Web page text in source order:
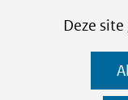
CookiesDeze